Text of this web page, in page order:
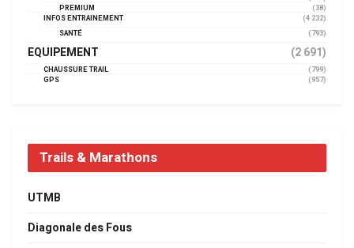
PREMIUM
(38)
INFOS ENTRAINEMENT
(4 232)
SANTÉ
(793)
EQUIPEMENT (2 691)
CHAUSSURE TRAIL
(799)
GPS
(957)
Trails & Marathons
UTMB
Diagonale des Fous